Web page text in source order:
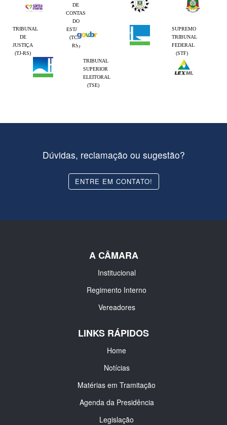
DE
CONTAS
DO
ESTADO
(TCE-
RS)
TRIBUNAL
DE
JUSTIÇA
(TJ-RS)
SUPREMO
TRIBUNAL
FEDERAL
(STF)
TRIBUNAL
SUPERIOR
ELEITORAL
(TSE)
Dúvidas, reclamação ou sugestão?
ENTRE EM CONTATO!
A CÂMARA
Institucional
Regimento Interno
Vereadores
LINKS RÁPIDOS
Home
Notícias
Matérias em Tramitação
Agenda da Presidência
Legislação